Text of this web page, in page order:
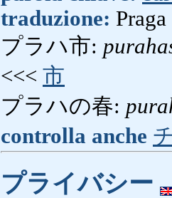
traduzione: Praga
プラハ市:
<<< 市
プラハの春:
controlla anche
プライバシー